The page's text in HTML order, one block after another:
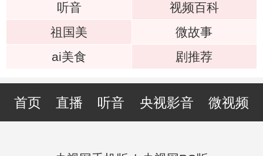
听音
视频百科
祖国美
微故事
ai美食
剧推荐
首页 直播 听音 央视影音 微视频